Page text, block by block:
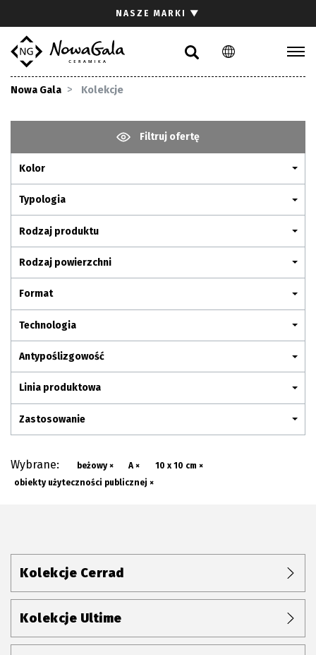
PL EN
NASZE MARKI ▼
Nowa Gala Kolekcje
Filtruj ofertę
Kolor
Typologia
Rodzaj produktu
Rodzaj powierzchni
Format
Technologia
Antypoślizgowość
Linia produktowa
Zastosowanie
Wybrane: beżowy × A ×
10 x 10 cm ×
obiekty użyteczności publicznej ×
Kolekcje Cerrad
Kolekcje Ultime
Gdzie kupić
Pliki do pobrania
Pytania i odpowiedzi
Kariera
Kontakt
Komunikacja z akcjonariuszami